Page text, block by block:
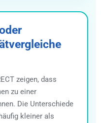
zeigen, dass
zu einer
Die Unterschiede
kleiner als